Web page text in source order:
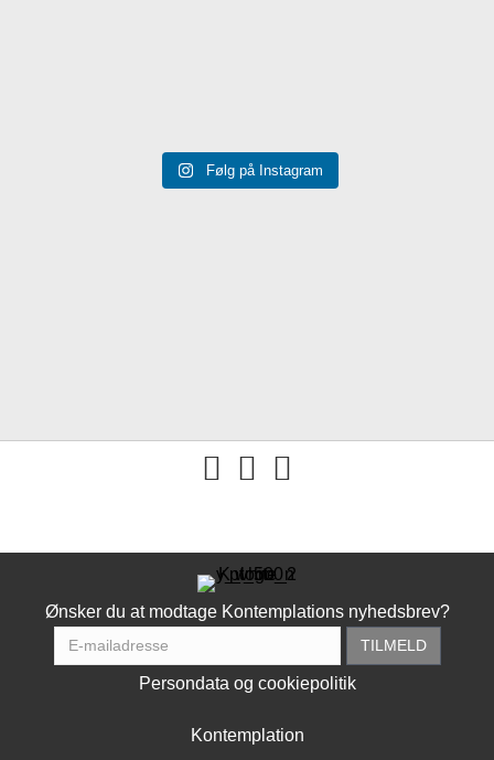
Følg på Instagram
You tube
Ønsker du at modtage Kontemplations nyhedsbrev?
Persondata og cookiepolitik
Kontemplation